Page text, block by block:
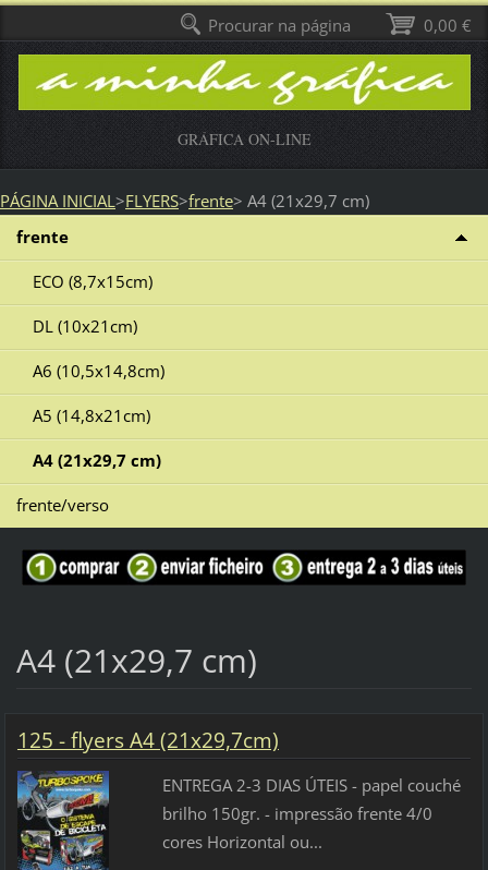
GRÁFICA ON-LINE
PÁGINA INICIAL >FLYERS>frente> A4 (21x29,7 cm)
frente
ECO (8,7x15cm)
DL (10x21cm)
A6 (10,5x14,8cm)
A5 (14,8x21cm)
A4 (21x29,7 cm)
frente/verso
A4 (21x29,7 cm)
125 - flyers A4 (21x29,7cm)
ENTREGA 2-3 DIAS ÚTEIS - papel couché
brilho 150gr. - impressão frente 4/0
cores Horizontal ou...
0,00 €
Procurar na página